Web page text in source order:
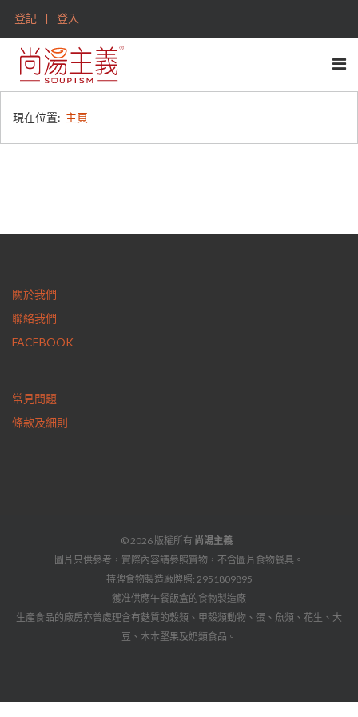
登記 登入
現在位置: 主頁
關於我們
聯絡我們
FACEBOOK
常見問題
條款及細則
© 2026 版權所有 尚湯主義
圖片只供參考，實際內容請參照實物，不含圖片食物餐具。
持牌食物製造廠牌照: 2951809895
獲准供應午餐飯盒的食物製造廠
生產食品的廠房亦曾處理含有麩質的穀類、甲殼類動物、蛋、魚類、花生、大
豆、木本堅果及奶類食品。